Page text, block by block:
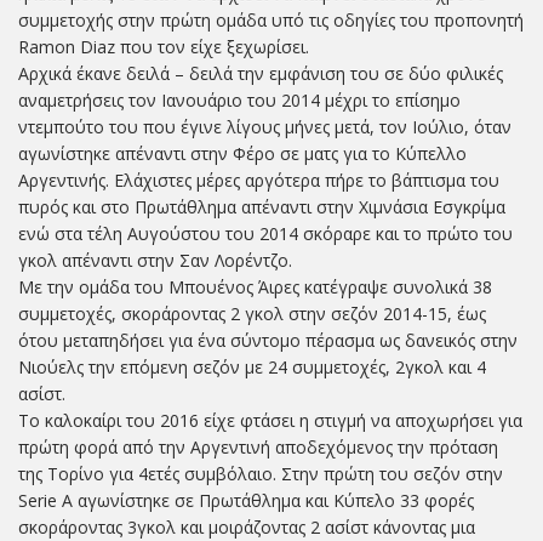
συμμετοχής στην πρώτη ομάδα υπό τις οδηγίες του προπονητή
Ramon Diaz που τον είχε ξεχωρίσει.
Αρχικά έκανε δειλά – δειλά την εμφάνιση του σε δύο φιλικές
αναμετρήσεις τον Ιανουάριο του 2014 μέχρι το επίσημο
ντεμπούτο του που έγινε λίγους μήνες μετά, τον Ιούλιο, όταν
αγωνίστηκε απέναντι στην Φέρο σε ματς για το Κύπελλο
Αργεντινής. Ελάχιστες μέρες αργότερα πήρε το βάπτισμα του
πυρός και στο Πρωτάθλημα απέναντι στην Χιμνάσια Εσγκρίμα
ενώ στα τέλη Αυγούστου του 2014 σκόραρε και το πρώτο του
γκολ απέναντι στην Σαν Λορέντζο.
Με την ομάδα του Μπουένος Άιρες κατέγραψε συνολικά 38
συμμετοχές, σκοράροντας 2 γκολ στην σεζόν 2014-15, έως
ότου μεταπηδήσει για ένα σύντομο πέρασμα ως δανεικός στην
Νιούελς την επόμενη σεζόν με 24 συμμετοχές, 2γκολ και 4
ασίστ.
Το καλοκαίρι του 2016 είχε φτάσει η στιγμή να αποχωρήσει για
πρώτη φορά από την Αργεντινή αποδεχόμενος την πρόταση
της Τορίνο για 4ετές συμβόλαιο. Στην πρώτη του σεζόν στην
Serie A αγωνίστηκε σε Πρωτάθλημα και Κύπελο 33 φορές
σκοράροντας 3γκολ και μοιράζοντας 2 ασίστ κάνοντας μια